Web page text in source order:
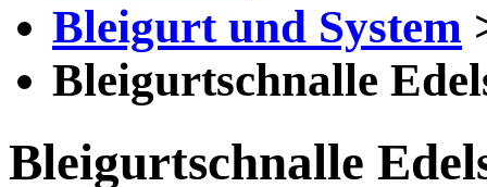
Bleigurt und System
Bleigurtschnalle
Bleigurtschnalle